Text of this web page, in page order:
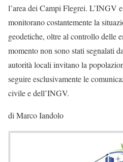
l’area dei Campi Flegrei. L’INGV
monitorano costantemente la
geodetiche, oltre al controllo delle
momento non sono stati segnalati
autorità locali invitano la
seguire esclusivamente le
civile e dell’INGV.
di Marco Iandolo